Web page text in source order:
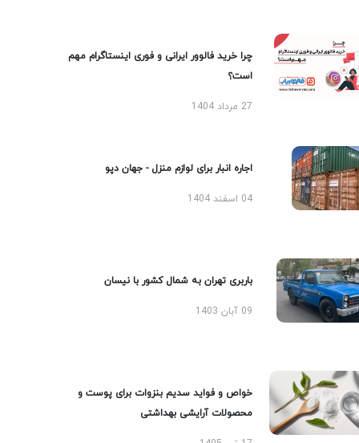
چرا خرید فالوور ایرانی و فوری اینستاگرام مهم
است؟
27 مرداد 1404
اجاره انبار برای لوازم منزل - جهان دپو
04 اسفند 1404
باربری تهران به شمال کشور با نیسان
09 آبان 1403
خواص و فواید سدیم بنزوات برای پوست و
محصولات آرایشی بهداشتی